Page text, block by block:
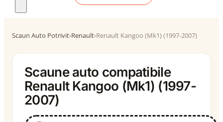
Scaun Auto Potrivit›Renault›Renault Kangoo (Mk1) (1997-2007)
Scaune auto compatibile
Renault Kangoo (Mk1) (1997-
2007)